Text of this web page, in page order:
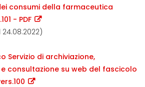
consumi della farmaceutica
- PDF
Servizio di archiviazione,
consultazione su web del fascicolo